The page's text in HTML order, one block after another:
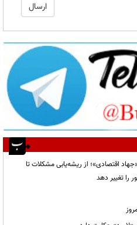
با محور «جهاد اقتصادی»؛ از ریشه‌یابی مشکلات تا
را تغییر دهد